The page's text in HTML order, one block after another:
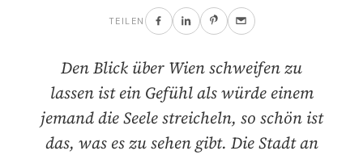
TEILEN
Den Blick über Wien schweifen zu
lassen ist ein Gefühl als würde einem
jemand die Seele streicheln, so schön ist
das, was es zu sehen gibt. Die Stadt an